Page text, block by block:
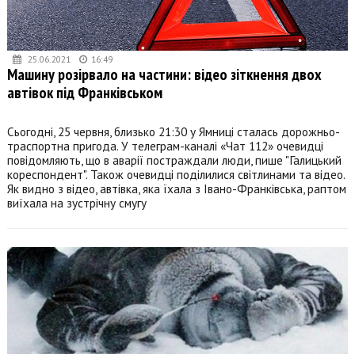
25.06.2021 16:49
Машину розірвало на частини: відео зіткнення двох
автівок під Франківськом
Сьогодні, 25 червня, близько 21:30 у Ямниці сталась дорожньо-
траспортна пригода. У телеграм-каналі «Чат 112» очевидці
повідомляють, що в аварії постраждали люди, пише "Галицький
кореспондент". Також очевидці поділилися світлинами та відео.
Як видно з відео, автівка, яка їхала з Івано-Франківська, раптом
виїхала на зустрічну смугу